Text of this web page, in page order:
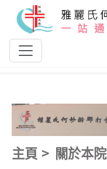
跳到主要內容
主頁 關於本院